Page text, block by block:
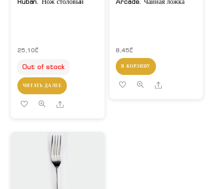
25,10₾
Out of stock
ЧИТАТЬ ДАЛЕЕ
Share
8,45₾
В КОРЗИНУ
Share